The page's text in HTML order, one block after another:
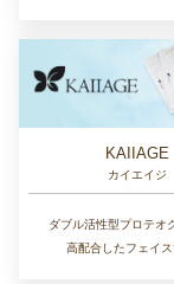
KAIIAGE
カイエイジ
ダブル活性型プロテオ
高配合したフェイス